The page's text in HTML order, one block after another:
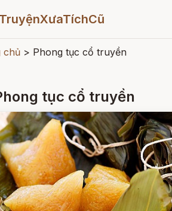
TruyệnXưaTíchCũ
chủ > Phong tục cổ truyền
tục cổ truyền